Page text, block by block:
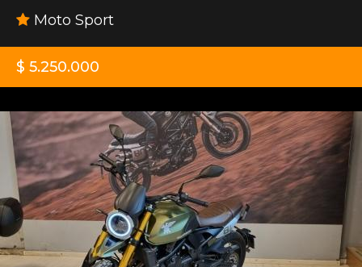
Moto Sport
$ 5.250.000